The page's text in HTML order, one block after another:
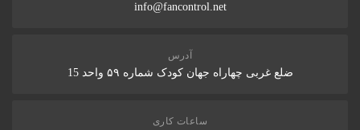
info@fancontrol.net
آدرس
ضلع غربی چهاراه جهان کودک شماره ۵۹ واحد 15
ساعات کاری